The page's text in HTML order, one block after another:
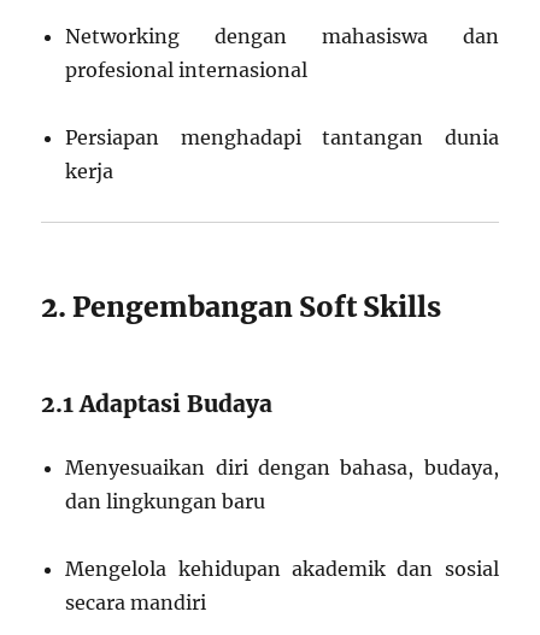
Networking dengan mahasiswa dan
profesional internasional
Persiapan menghadapi tantangan dunia
kerja
2. Pengembangan Soft Skills
2.1 Adaptasi Budaya
Menyesuaikan diri dengan bahasa, budaya,
dan lingkungan baru
Mengelola kehidupan akademik dan sosial
secara mandiri